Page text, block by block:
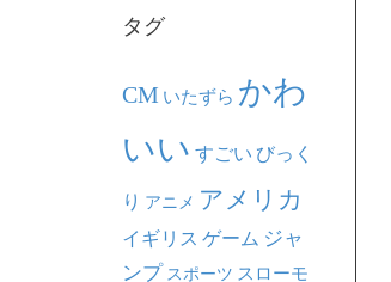
タグ
CM いたずら かわ
いい すごい びっく
り アニメ アメリカ
イギリス ゲーム ジャ
ンプ スポーツ スローモ